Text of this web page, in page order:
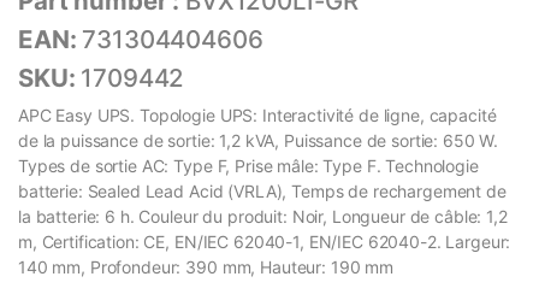
EAN: 731304404606
SKU: 1709442
APC Easy UPS. Topologie UPS: Interactivité de ligne, capacité
de la puissance de sortie: 1,2 kVA, Puissance de sortie: 650 W.
Types de sortie AC: Type F, Prise mâle: Type F. Technologie
batterie: Sealed Lead Acid (VRLA), Temps de rechargement de
la batterie: 6 h. Couleur du produit: Noir, Longueur de câble: 1,2
m, Certification: CE, EN/IEC 62040-1, EN/IEC 62040-2. Largeur:
140 mm, Profondeur: 390 mm, Hauteur: 190 mm